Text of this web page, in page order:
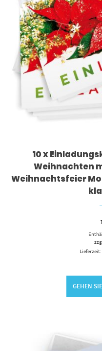
10 x
Weihnachten
Weihnachtsfeier
GEHEN